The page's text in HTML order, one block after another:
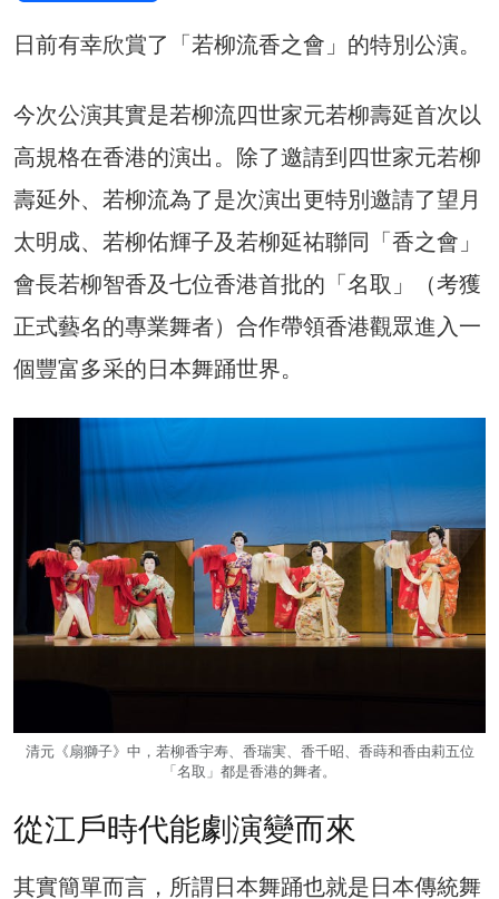
日前有幸欣賞了「若柳流香之會」的特別公演。
今次公演其實是若柳流四世家元若柳壽延首次以
高規格在香港的演出。除了邀請到四世家元若柳
壽延外、若柳流為了是次演出更特別邀請了望月
太明成、若柳佑輝子及若柳延祐聯同「香之會」
會長若柳智香及七位香港首批的「名取」（考獲
正式藝名的專業舞者）合作帶領香港觀眾進入一
個豐富多采的日本舞踊世界。
清元《扇獅子》中，若柳香宇寿、香瑞実、香千昭、香蒔和香由莉五位
「名取」都是香港的舞者。
從江戶時代能劇演變而來
其實簡單而言，所謂日本舞踊也就是日本傳統舞